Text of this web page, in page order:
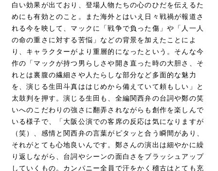
白い効果が出ており、登場人物たちの心のひだを伝えるた
めにも有効とのこと。また海外とはいえ日々戦禍が報道さ
れる今を映して、マックに「戦争で負った傷」や「人一人
の命の重さに対する苦悩」などの背景を加えたことによ
り、キャラクターがより重層的になったという。そんな今
作の「マックが持つ男らしさや開き直った時の大胆さ、そ
れとは裏腹の繊細さや人たらしな部分など多面的な魅力
を、演じる生田斗真ははじめから備えていて頼もしい」と
太鼓判を押す。演じる生田も、全編関西弁の台詞や鄭の笑
いへのこだわりの強さに翻弄されながらも創作を楽しんで
いる様子で、「大阪公演での客席の反応は気になりますが
（笑）、感情と関西弁の言葉がピタッと合う瞬間があり、
それがとても心地良いんです。鄭さんの演出は細やかに繰
り返しながら、台詞やシーンの面白さをブラッシュアップ
していくもの。カンパニー全員で汗をかく稽古はとても充